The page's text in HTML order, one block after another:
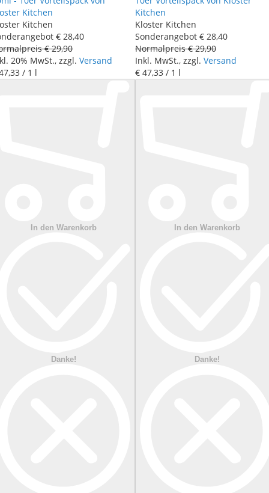
Kitchen
Kitchen
€ 28,40
€ 29,90
20% MwSt., zzgl. Versand
,33 / 1 l
In den Warenkorb
Danke!
Kitchen
Kloster Kitchen
Sonderangebot € 28,40
Normalpreis € 29,90
Inkl. MwSt., zzgl. Versand
€ 47,33 / 1 l
In den Warenkorb
Danke!